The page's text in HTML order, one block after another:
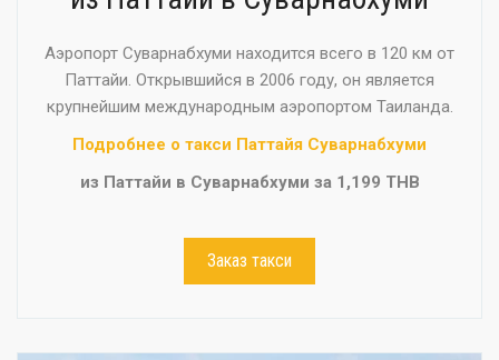
Аэропорт Суварнабхуми находится всего в 120 км от
Паттайи. Открывшийся в 2006 году, он является
крупнейшим международным аэропортом Таиланда.
Подробнее о такси Паттайя Суварнабхуми
из Паттайи в Суварнабхуми за 1,199 THB
Заказ такси